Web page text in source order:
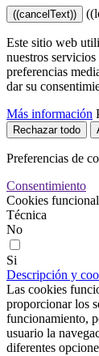
((cancelText))
Este sitio web
nuestros
preferencias
dar su
Más información
Rechazar todo
Preferencias de
Consentimiento
Cookies
Técnica
No
Si
Descripción y
Las cookies
proporcionar los
funcionamiento,
usuario la
diferentes